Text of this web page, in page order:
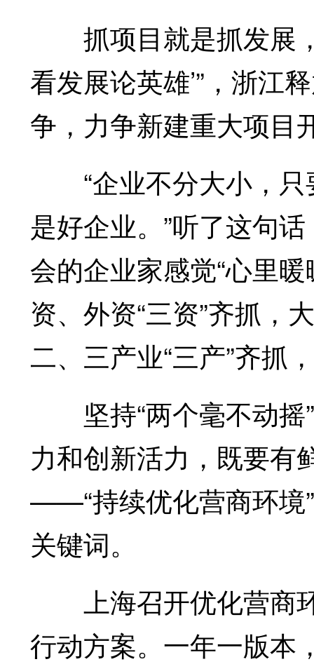
抓项目就是抓发展，
看发展论英雄’”，浙江
争，力争新建重大项目
“企业不分大小，只
是好企业。”听了这句
会的企业家感觉“心里
资、外资“三资”齐抓，
二、三产业“三产”齐抓
坚持“两个毫不动摇”
力和创新活力，既要有
——“持续优化营商环境
关键词。
上海召开优化营商
行动方案。一年一版本